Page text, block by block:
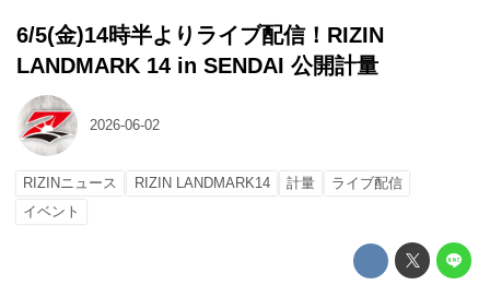
6/5(金)14時半よりライブ配信！RIZIN
LANDMARK 14 in SENDAI 公開計量
2026-06-02
RIZINニュース RIZIN LANDMARK14 計量
ライブ配信
イベント